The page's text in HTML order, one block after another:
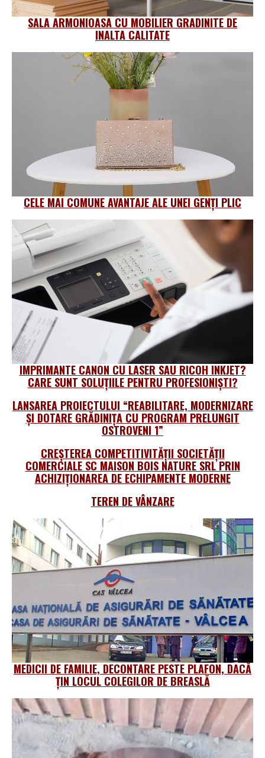
SALA ARMONIOASA CU MOBILIER GRADINITE DE
INALTA CALITATE
CELE MAI COMUNE AVANTAJE ALE UNEI GENȚI PLIC
IMPRIMANTE CANON CU LASER SAU RICOH INKJET?
CARE SUNT SOLUȚIILE PENTRU PROFESIONIŞTI?
LANSAREA PROIECTULUI “REABILITARE, MODERNIZARE
ȘI DOTARE GRĂDINIȚA CU PROGRAM PRELUNGIT
OSTROVENI 1”
CREȘTEREA COMPETITIVITĂȚII SOCIETĂȚII
COMERCIALE SC MAISON BOIS NATURE SRL PRIN
ACHIZIȚIONAREA DE ECHIPAMENTE MODERNE
TEREN DE VÂNZARE
MEDICII DE FAMILIE, DECONTARE PESTE PLAFON, DACĂ
ȚIN LOCUL COLEGILOR DE BREASLĂ